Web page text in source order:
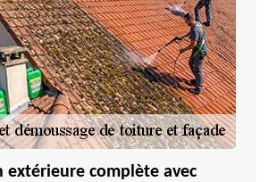
extérieure complète avec